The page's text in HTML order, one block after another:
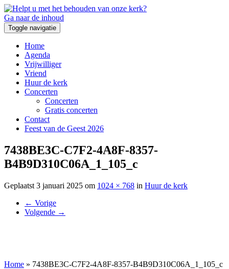
Ga naar de inhoud
Toggle navigatie
Home
Agenda
Vrijwilliger
Vriend
Huur de kerk
Concerten
Concerten
Gratis concerten
Contact
Feest van de Geest 2026
7438BE3C-C7F2-4A8F-8357-
B4B9D310C06A_1_105_c
Geplaatst 3 januari 2025 om 1024 × 768 in Huur de kerk
← Vorige
Volgende →
Home » 7438BE3C-C7F2-4A8F-8357-B4B9D310C06A_1_105_c